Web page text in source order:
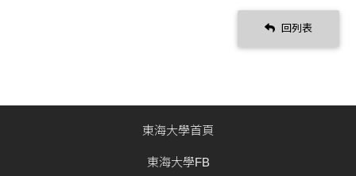
回列表
東海大學首頁
東海大學FB